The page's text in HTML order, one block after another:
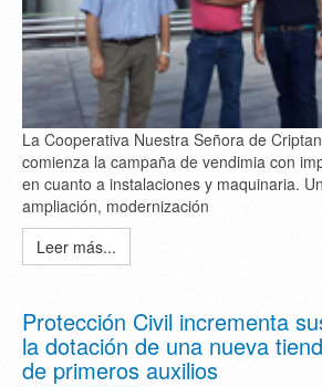
La Cooperativa Nuestra Señora de
comienza la campaña de vendimia con
en cuanto a instalaciones y maquinaria.
ampliación, modernización
Leer más...
Protección Civil incrementa
la dotación de una nueva
de primeros auxilios